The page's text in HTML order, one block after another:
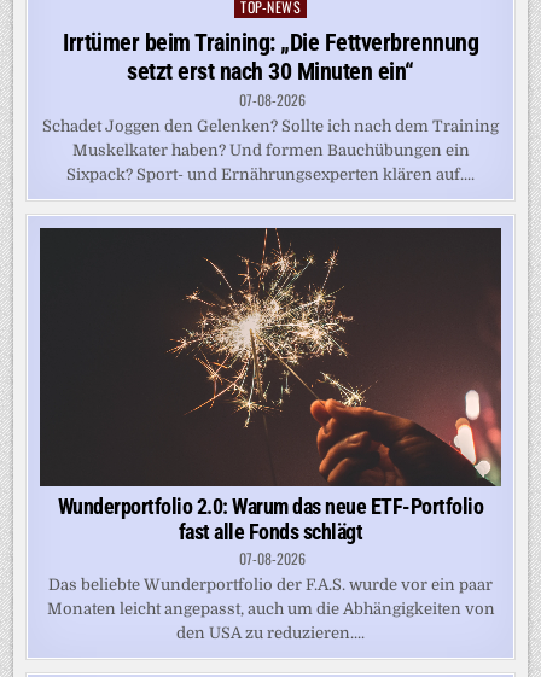
Posted
in
TOP-NEWS
Irrtümer beim Training: „Die Fettverbrennung
setzt erst nach 30 Minuten ein“
07-08-2026
Schadet Joggen den Gelenken? Sollte ich nach dem Training
Muskelkater haben? Und formen Bauchübungen ein
Sixpack? Sport- und Ernährungsexperten klären auf....
Wunderportfolio 2.0: Warum das neue ETF-Portfolio
fast alle Fonds schlägt
07-08-2026
Das beliebte Wunderportfolio der F.A.S. wurde vor ein paar
Monaten leicht angepasst, auch um die Abhängigkeiten von
den USA zu reduzieren....